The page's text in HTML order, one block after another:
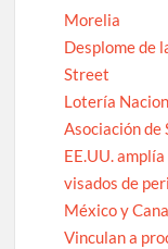
Morelia
Desplome de
Street
Lotería
Asociación de
EE.UU.
visados de
México y
Vinculan a